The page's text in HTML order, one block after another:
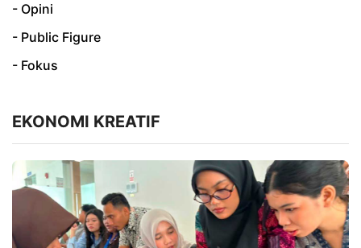
- Opini
- Public Figure
- Fokus
EKONOMI KREATIF